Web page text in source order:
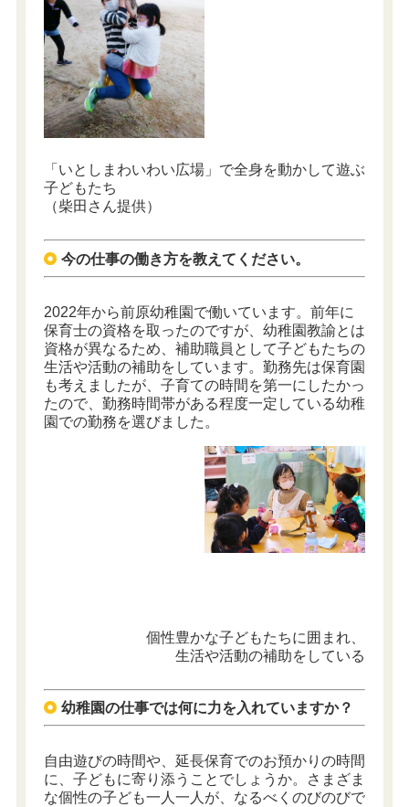
「いとしまわいわい広場」で全身を動かして遊ぶ
子どもたち
（柴田さん提供）
今の仕事の働き方を教えてください。
2022年から前原幼稚園で働いています。前年に
保育士の資格を取ったのですが、幼稚園教諭とは
資格が異なるため、補助職員として子どもたちの
生活や活動の補助をしています。勤務先は保育園
も考えましたが、子育ての時間を第一にしたかっ
たので、勤務時間帯がある程度一定している幼稚
園での勤務を選びました。
個性豊かな子どもたちに囲まれ、
生活や活動の補助をしている
幼稚園の仕事では何に力を入れていますか？
自由遊びの時間や、延長保育でのお預かりの時間
に、子どもに寄り添うことでしょうか。さまざま
な個性の子ども一人一人が、なるべくのびのびで